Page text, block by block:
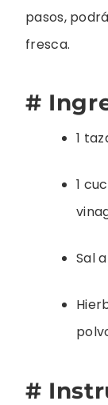
pasos,
fresca.
#
1
1
Sal
#